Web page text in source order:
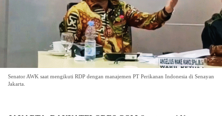
Senator AWK saat mengikuti RDP dengan manajemen PT Perikanan Indonesia di Senayan
Jakarta.